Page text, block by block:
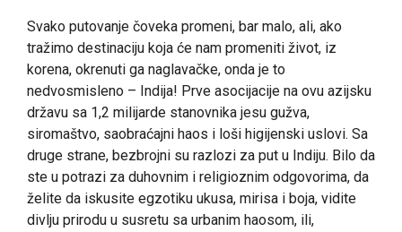
Svako putovanje čoveka promeni, bar malo, ali, ako
tražimo destinaciju koja će nam promeniti život, iz
korena, okrenuti ga naglavačke, onda je to
nedvosmisleno – Indija! Prve asocijacije na ovu azijsku
državu sa 1,2 milijarde stanovnika jesu gužva,
siromaštvo, saobraćajni haos i loši higijenski uslovi. Sa
druge strane, bezbrojni su razlozi za put u Indiju. Bilo da
ste u potrazi za duhovnim i religioznim odgovorima, da
želite da iskusite egzotiku ukusa, mirisa i boja, vidite
divlju prirodu u susretu sa urbanim haosom, ili,